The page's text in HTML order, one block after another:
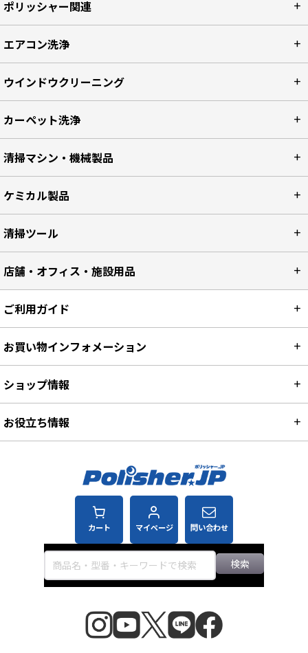
ポリッシャー関連
エアコン洗浄
ウインドウクリーニング
カーペット洗浄
清掃マシン・機械製品
ケミカル製品
清掃ツール
店舗・オフィス・施設用品
カート マイページ 問い合わせ
検索
ご利用ガイド
お買い物インフォメーション
ショップ情報
お役立ち情報